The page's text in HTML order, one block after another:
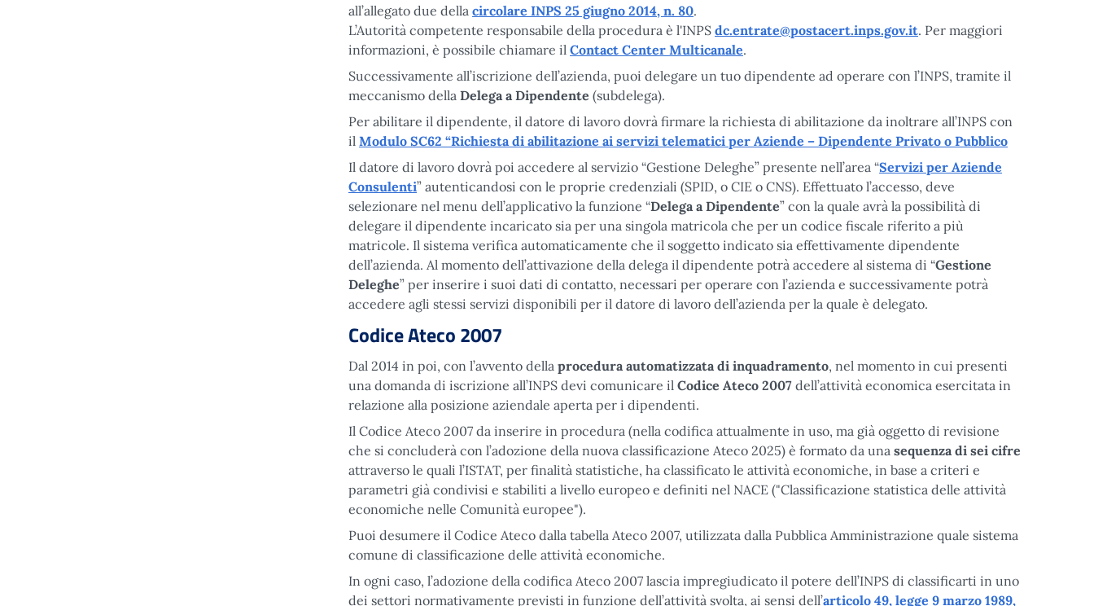
all’allegato due della circolare INPS 25 giugno 2014, n. 80.
L’Autorità competente responsabile della procedura è l'INPS dc.entrate@postacert.inps.gov.it. Per maggiori
informazioni, è possibile chiamare il Contact Center Multicanale.
Successivamente all’iscrizione dell’azienda, puoi delegare un tuo dipendente ad operare con l’INPS, tramite il
meccanismo della Delega a Dipendente (subdelega).
Per abilitare il dipendente, il datore di lavoro dovrà firmare la richiesta di abilitazione da inoltrare all’INPS con
il Modulo SC62 “Richiesta di abilitazione ai servizi telematici per Aziende – Dipendente Privato o Pubblico
Il datore di lavoro dovrà poi accedere al servizio “Gestione Deleghe” presente nell’area “Servizi per Aziende
Consulenti” autenticandosi con le proprie credenziali (SPID, o CIE o CNS). Effettuato l’accesso, deve
selezionare nel menu dell’applicativo la funzione “Delega a Dipendente” con la quale avrà la possibilità di
delegare il dipendente incaricato sia per una singola matricola che per un codice fiscale riferito a più
matricole. Il sistema verifica automaticamente che il soggetto indicato sia effettivamente dipendente
dell’azienda. Al momento dell’attivazione della delega il dipendente potrà accedere al sistema di “Gestione
Deleghe” per inserire i suoi dati di contatto, necessari per operare con l’azienda e successivamente potrà
accedere agli stessi servizi disponibili per il datore di lavoro dell’azienda per la quale è delegato.
Codice Ateco 2007
Dal 2014 in poi, con l’avvento della procedura automatizzata di inquadramento, nel momento in cui presenti
una domanda di iscrizione all’INPS devi comunicare il Codice Ateco 2007 dell’attività economica esercitata in
relazione alla posizione aziendale aperta per i dipendenti.
Il Codice Ateco 2007 da inserire in procedura (nella codifica attualmente in uso, ma già oggetto di revisione
che si concluderà con l’adozione della nuova classificazione Ateco 2025) è formato da una sequenza di sei cifre
attraverso le quali l’ISTAT, per finalità statistiche, ha classificato le attività economiche, in base a criteri e
parametri già condivisi e stabiliti a livello europeo e definiti nel NACE ("Classificazione statistica delle attività
economiche nelle Comunità europee").
Puoi desumere il Codice Ateco dalla tabella Ateco 2007, utilizzata dalla Pubblica Amministrazione quale sistema
comune di classificazione delle attività economiche.
In ogni caso, l’adozione della codifica Ateco 2007 lascia impregiudicato il potere dell’INPS di classificarti in uno
dei settori normativamente previsti in funzione dell’attività svolta, ai sensi dell’articolo 49, legge 9 marzo 1989,